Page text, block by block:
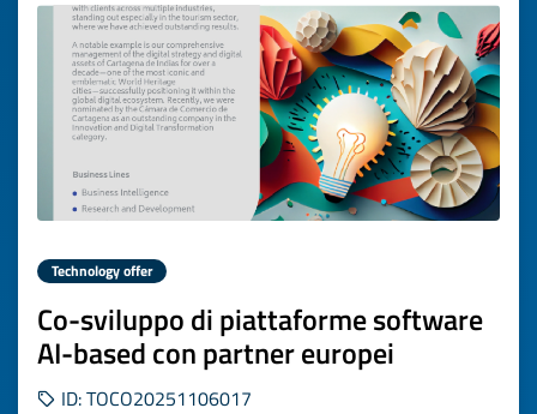
Technology offer
Co-sviluppo di piattaforme software
AI-based con partner europei
ID: TOCO20251106017